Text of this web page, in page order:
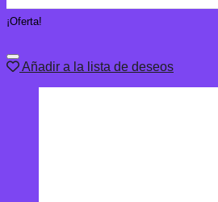
¡Oferta!
Añadir a la lista de deseos